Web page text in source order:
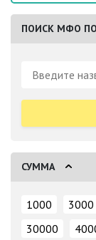
ПОИСК МФО
Поиск:
СУММА
1000 3000
30000